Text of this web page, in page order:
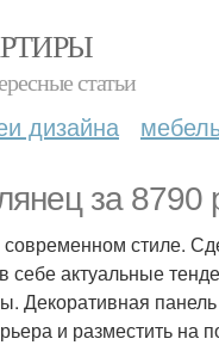
статьи
дизайна
за 8790
стиле.
себе актуальные
Декоративная
и разместить на